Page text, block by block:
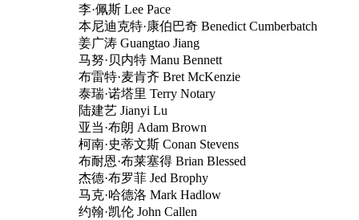
李·佩斯 Lee Pace
本尼迪克特·康伯巴奇 Benedict Cumberbatch
姜广涛 Guangtao Jiang
马努·贝内特 Manu Bennett
布雷特·麦肯齐 Bret McKenzie
泰瑞·诺塔里 Terry Notary
陆建艺 Jianyi Lu
亚当·布朗 Adam Brown
柯南·史蒂文斯 Conan Stevens
布耐恩·布莱塞得 Brian Blessed
杰德·布罗菲 Jed Brophy
马克·哈德洛 Mark Hadlow
约翰·凯伦 John Callen